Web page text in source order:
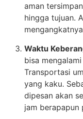
aman
hingga tujuan.
Waktu
bisa
Transportasi
yang kaku.
dipesan akan
jam berapapun